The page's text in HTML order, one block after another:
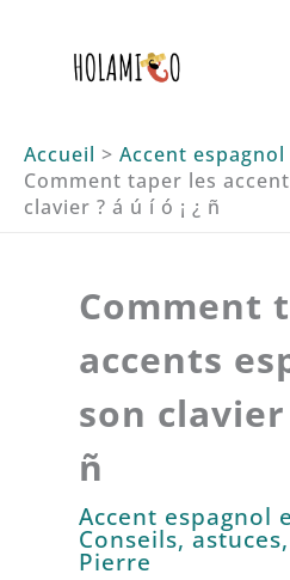
Accueil
Accent
Comment taper les
clavier ? á ú í ó ¡ ¿ ñ
Comment
accents
son clavier
ñ
Accent espagnol
Conseils,
Pierre